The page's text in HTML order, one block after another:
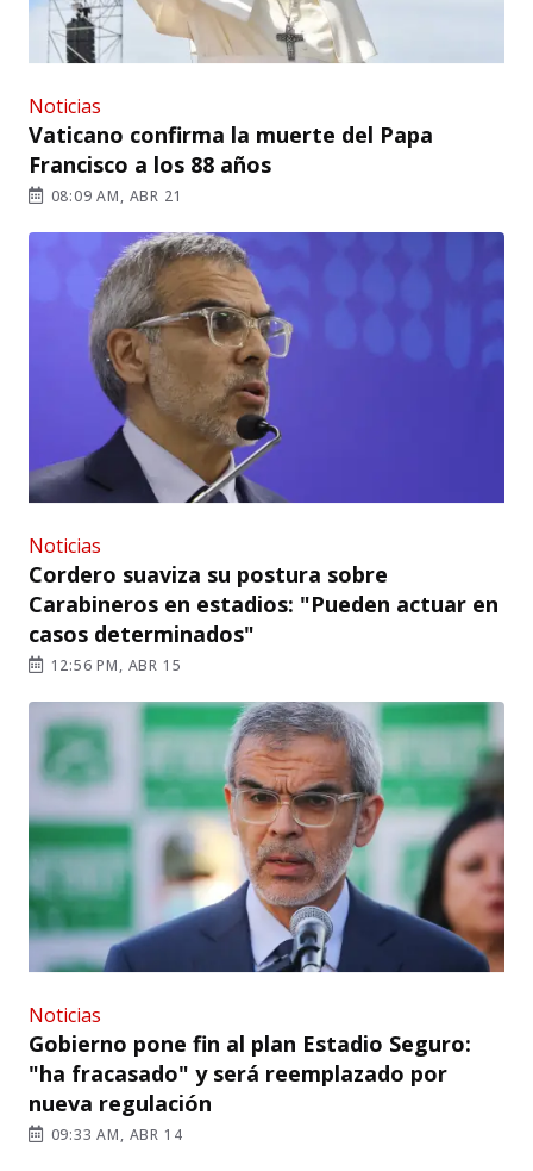
Noticias
Vaticano confirma la muerte del Papa
Francisco a los 88 años
08:09 AM, ABR 21
Noticias
Cordero suaviza su postura sobre
Carabineros en estadios: "Pueden actuar en
casos determinados"
12:56 PM, ABR 15
Noticias
Gobierno pone fin al plan Estadio Seguro:
"ha fracasado" y será reemplazado por
nueva regulación
09:33 AM, ABR 14